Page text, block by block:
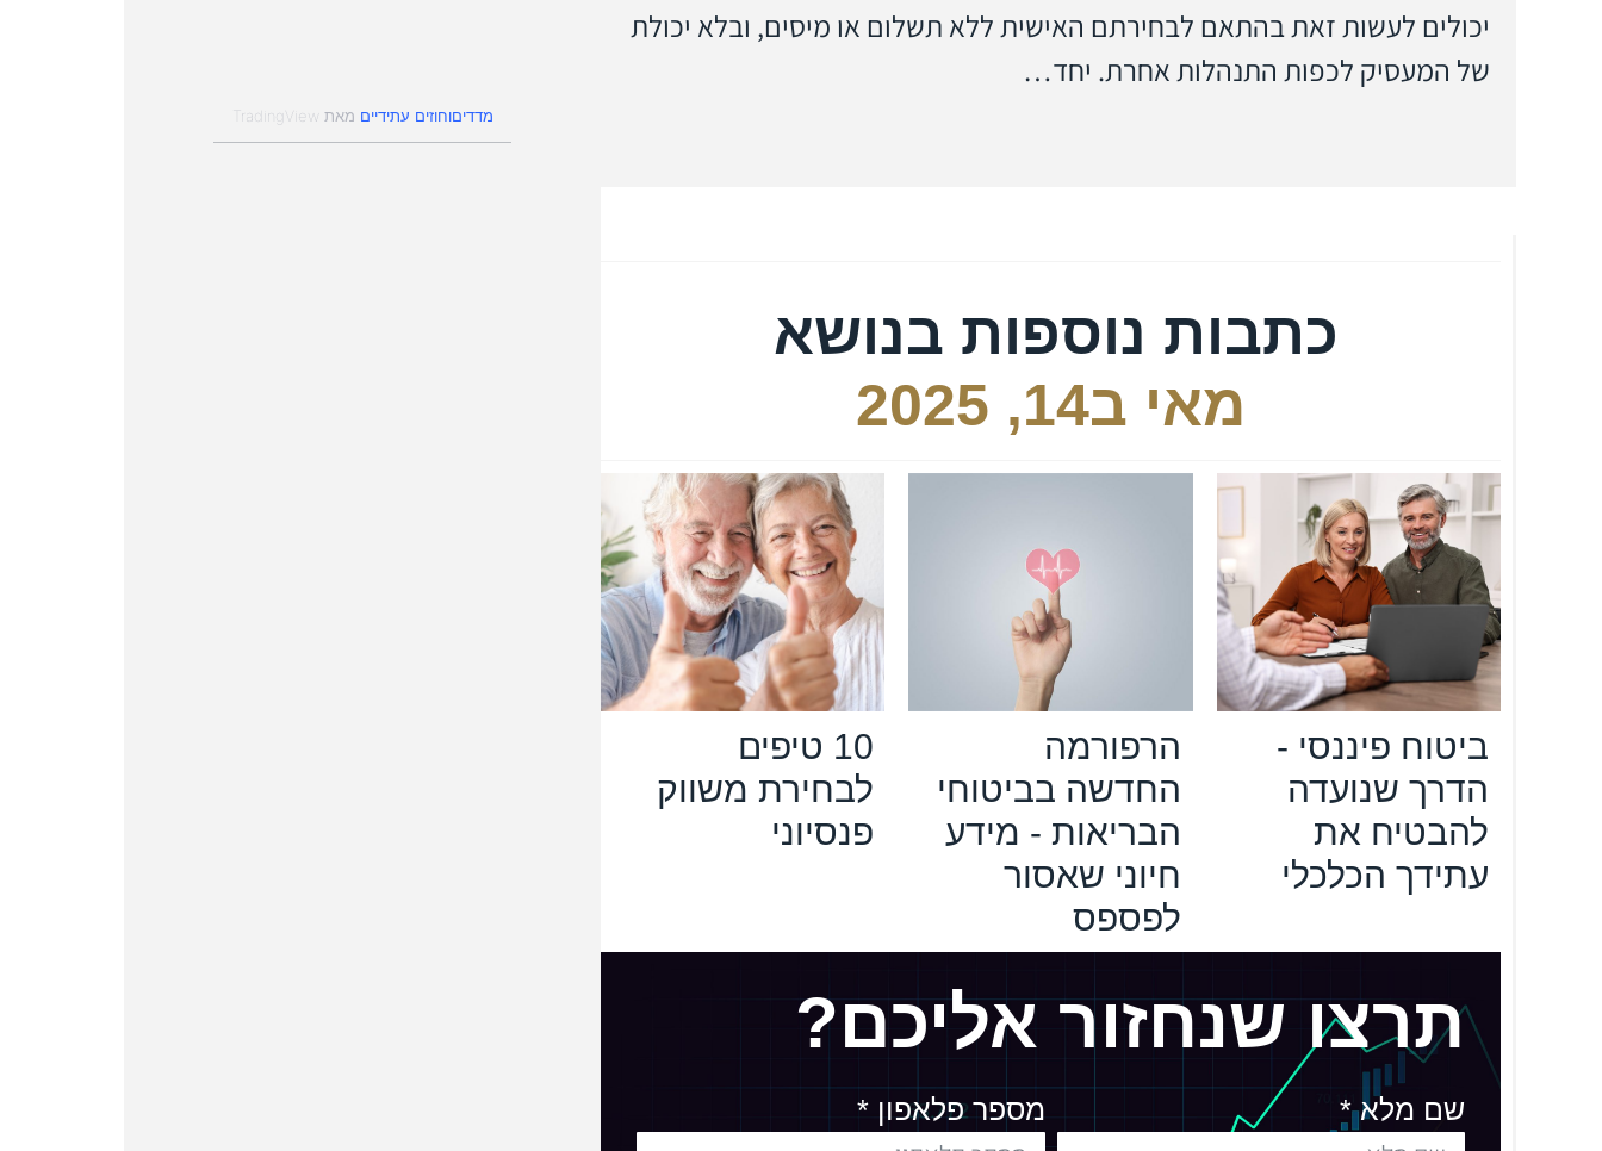
יכולים לעשות זאת בהתאם לבחירתם האישית ללא תשלום או מיסים, ובלא יכולת
של המעסיק לכפות התנהלות אחרת. יחד…
כתבות נוספות בנושא
מאי ב14, 2025
ביטוח פיננסי -
הדרך שנועדה
להבטיח את
עתידך הכלכלי
הרפורמה
החדשה בביטוחי
הבריאות - מידע
חיוני שאסור
לפספס
10 טיפים
לבחירת משווק
פנסיוני
תרצו שנחזור אליכם?
שם מלא * מספר פלאפון *
מדדים
‎ו‎ חוזים עתידיים